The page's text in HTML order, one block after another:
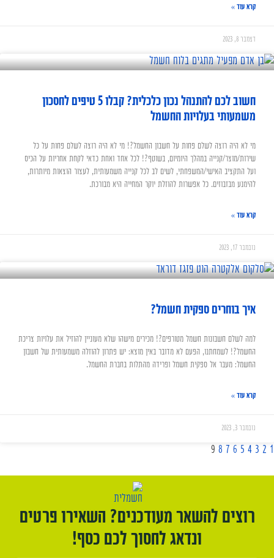
קרא עוד »
דצמבר 8, 2023
חשוב לכם להתנהל נכון כלכלית? קבלו 5 טיפים לחסכון
משמעותי בעלויות החשמל
מי לא היה רוצה לשלם פחות על חשבון החשמל?! מי לא היה רוצה לשלם פחות על כל
שירות/מוצר/קנייה במהלך היומיום, בשוטף?! לכל אחד ואחת כדאי לקחת אחריות על הכיס
ועל התקציב האישי/המשפחתי, לשים לב לכל קנייה משמעותית, לעצור הוצאות מיותרות,
להימנע מבזבוזים. כל אפשרות להוזלת יוקר המחייה היא מבורכת.
קרא עוד »
נובמבר 17, 2023
איך בוחרים ספקית חשמל?
למה לשלם חשבונות חשמל מטורפים?! מכירים מישהו שלא מעוניין להוזיל את עלויות צריכת
החשמל?! לשמחתנו, הפעם לא מדובר באין מוצא: יש פתרון להוזלה משמעותית של חשבון
החשמל: מעבר אל ספקית חשמל ופרידה מהתלות בחברת החשמל.
קרא עוד »
נובמבר 3, 2023
1
2
3
4
5
6
7
8
9
רוצים להשאר מעודכנים? השאירו פרטים
ונדאג לחסוך לכם כסף!